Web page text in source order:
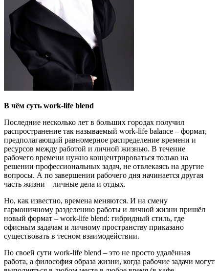
В чём суть work-life blend
Последние несколько лет в больших городах получил
распространение так называемый work-life balance – формат,
предполагающий равномерное распределение времени и
ресурсов между работой и личной жизнью. В течение
рабочего времени нужно концентрироваться только на
решении профессиональных задач, не отвлекаясь на другие
вопросы. А по завершении рабочего дня начинается другая
часть жизни – личные дела и отдых.
Но, как известно, времена меняются. И на смену
гармоничному разделению работы и личной жизни пришёл
новый формат – work-life blend: гибридный стиль, где
офисным задачам и личному пространству приказано
существовать в тесном взаимодействии.
По своей сути work-life blend – это не просто удалённая
работа, а философия образа жизни, когда рабочие задачи могут